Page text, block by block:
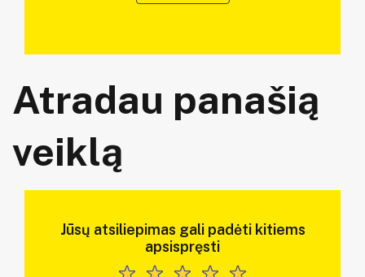
Atradau panašią
veiklą
Jūsų atsiliepimas gali padėti kitiems
apsispręsti